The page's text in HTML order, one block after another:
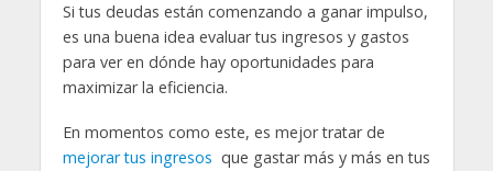
Si tus deudas están comenzando a ganar impulso,
es una buena idea evaluar tus ingresos y gastos
para ver en dónde hay oportunidades para
maximizar la eficiencia.
En momentos como este, es mejor tratar de
mejorar tus ingresos que gastar más y más en tus